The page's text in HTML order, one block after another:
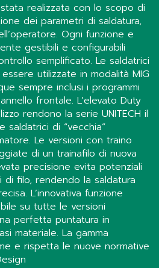
stata realizzata con lo scopo di
dei parametri di saldatura,
Ogni funzione e
gestibili e configurabili
semplificato. Le saldatrici
utilizzate in modalità MIG
sempre inclusi i programmi
frontale. L’elevato Duty
rendono la serie UNITECH il
di “vecchia”
Le versioni con traino
di un trainafilo di nuova
precisione evita potenziali
di filo, rendendo la saldatura
L’innovativa funzione
su tutte le versioni
perfetta puntatura in
materiale. La gamma
e rispetta le nuove normative